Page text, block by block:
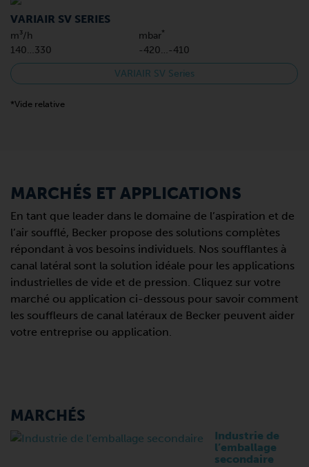
VARIAIR SV SERIES
m³/h mbar*
140…330 -420…-410
VARIAIR SV Series
*Vide relative
MARCHÉS ET APPLICATIONS
En tant que leader dans le domaine de l’aspiration et de
l’air soufflé, Becker propose des solutions complètes
répondant à vos besoins individuels. Nos soufflantes à
canal latéral sont la solution idéale pour les applications
industrielles de vide et de pression. Cliquez sur votre
marché ou application ci-dessous pour savoir comment
les souffleurs de canal latéraux de Becker peuvent aider
votre entreprise ou application.
MARCHÉS
Industrie de
l’emballage
secondaire